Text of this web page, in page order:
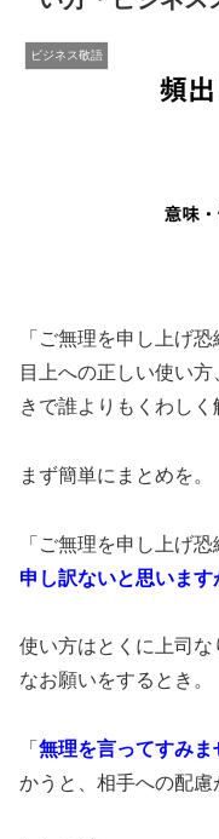
ビジネス敬語
「ご無理を申し上げ
目上への正しい使い
きで誰よりもくわしく
まず簡単にまとめを。
「ご無理を申し上げ
申し訳ないと思います
使い方はとくに上司
なお願いをするとき。
「 無理を言ってすみ
かうと、相手への配慮